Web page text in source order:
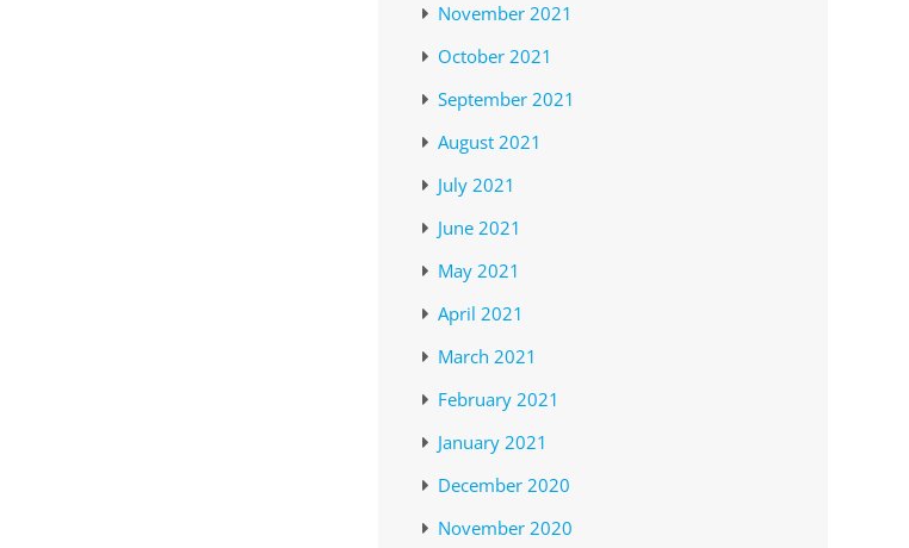
November 2021
October 2021
September 2021
August 2021
July 2021
June 2021
May 2021
April 2021
March 2021
February 2021
January 2021
December 2020
November 2020